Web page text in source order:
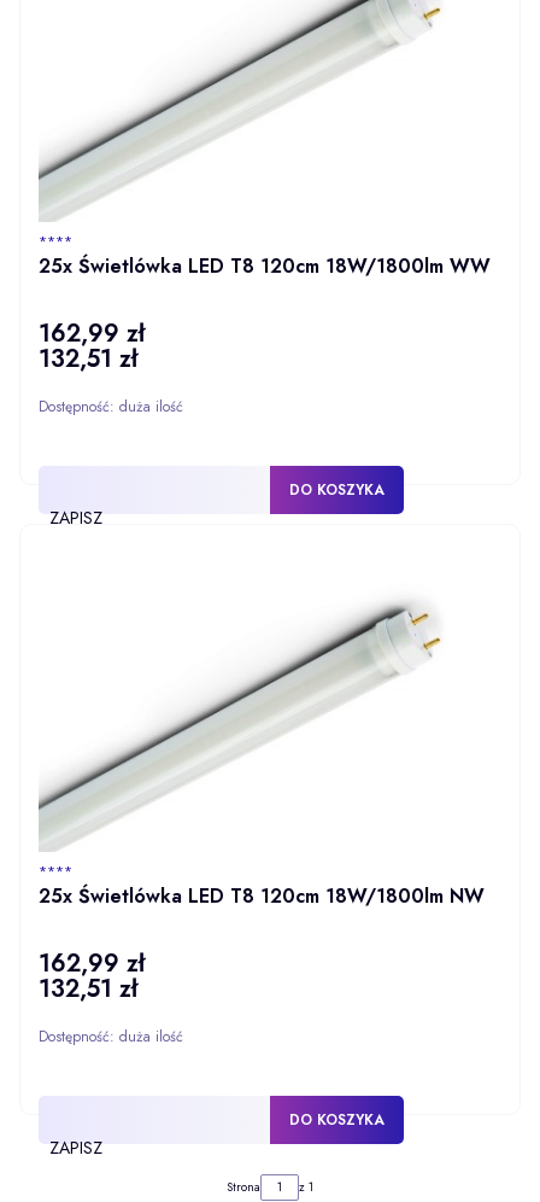
25x Świetlówka LED T8 120cm 18W/1800lm WW
PRODUCENT
****
Cena
162,99 zł
Cena
132,51 zł
Dostępność: duża ilość
ZAPISZ
DO KOSZYKA
25x Świetlówka LED T8 120cm 18W/1800lm NW
PRODUCENT
****
Cena
162,99 zł
Cena
132,51 zł
Dostępność: duża ilość
ZAPISZ
DO KOSZYKA
Strona z 1